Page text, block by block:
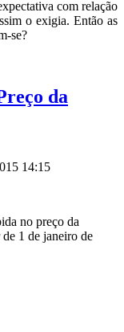
com relação
o exigia. Então as
se?
da
14:15
no preço da
1 de janeiro de